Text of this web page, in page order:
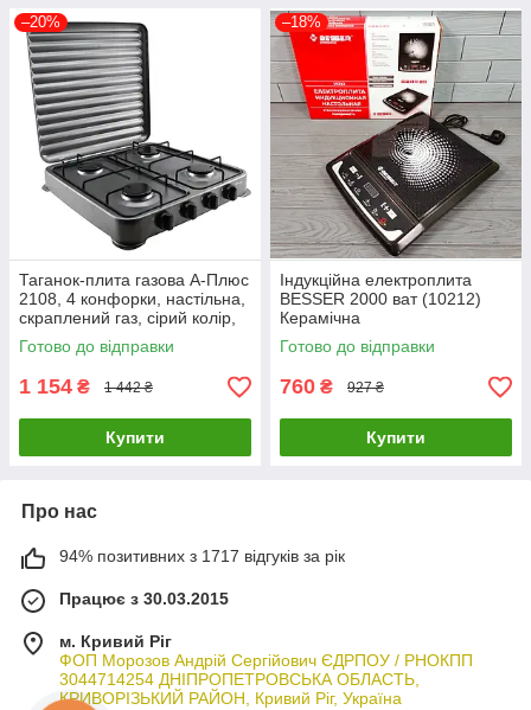
–20%
Таганок-плита газова А-Плюс
2108, 4 конфорки, настільна,
скраплений газ, сірий колір,
для дому та дачі
Готово до відправки
1 154 ₴ 1 442 ₴
Купити
–18%
Індукційна електроплита
BESSER 2000 ват (10212)
Керамічна
Готово до відправки
760 ₴ 927 ₴
Купити
Про нас
94% позитивних з 1717 відгуків за рік
Працює з 30.03.2015
м. Кривий Ріг
ФОП Морозов Андрій Сергійович ЄДРПОУ / РНОКПП
3044714254 ДНІПРОПЕТРОВСЬКА ОБЛАСТЬ,
КРИВОРІЗЬКИЙ РАЙОН, Кривий Ріг, Україна